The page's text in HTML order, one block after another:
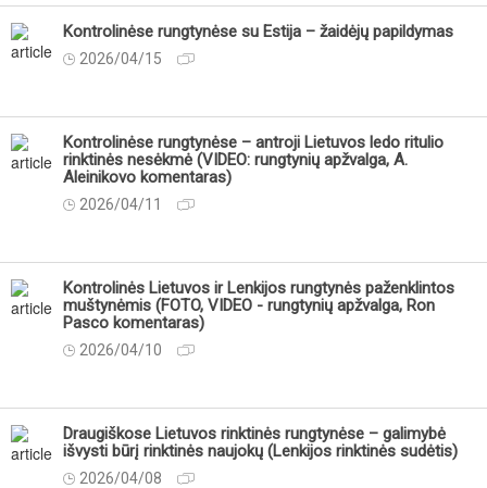
Kontrolinėse rungtynėse su Estija – žaidėjų papildymas
2026/04/15
Kontrolinėse rungtynėse – antroji Lietuvos ledo ritulio
rinktinės nesėkmė (VIDEO: rungtynių apžvalga, A.
Aleinikovo komentaras)
2026/04/11
Kontrolinės Lietuvos ir Lenkijos rungtynės paženklintos
muštynėmis (FOTO, VIDEO - rungtynių apžvalga, Ron
Pasco komentaras)
2026/04/10
Draugiškose Lietuvos rinktinės rungtynėse – galimybė
išvysti būrį rinktinės naujokų (Lenkijos rinktinės sudėtis)
2026/04/08